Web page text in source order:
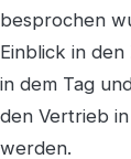
besprochen
Einblick in
in dem Tag
den Vertrieb
werden.